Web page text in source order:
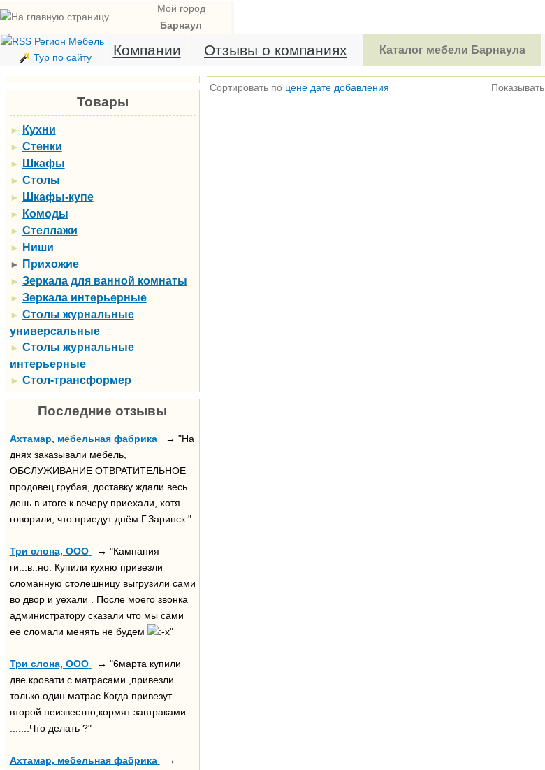
Мой город
Барнаул
Тур по сайту Компании Отзывы о компаниях Каталог мебели Барнаула
Товары
► Кухни
► Стенки
► Шкафы
► Столы
► Шкафы-купе
► Комоды
► Стеллажи
► Ниши
► Прихожие
► Зеркала для ванной комнаты
► Зеркала интерьерные
► Столы журнальные
универсальные
► Столы журнальные
интерьерные
► Стол-трансформер
Последние отзывы
Ахтамар, мебельная фабрика
→ "На
днях заказывали мебель,
ОБСЛУЖИВАНИЕ ОТВРАТИТЕЛЬНОЕ
продовец грубая, доставку ждали весь
день в итоге к вечеру приехали, хотя
говорили, что приедут днём.Г.Заринск "
Три слона, ООО
→ "Кампания
ги...в..но. Купили кухню привезли
сломанную столешницу выгрузили сами
во двор и уехали . После моего звонка
администратору сказали что мы сами
ее сломали менять не будем
"
Три слона, ООО
→ "6марта купили
две кровати с матрасами ,привезли
только один матрас.Когда привезут
второй неизвестно,кормят завтраками
.......Что делать ?"
Ахтамар, мебельная фабрика
→
Сортировать по цене дате добавления Показывать